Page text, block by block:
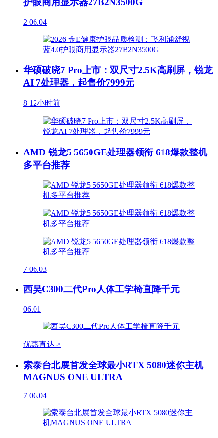
护眼商用显示器27B2N3500G
2 06.04
华硕破晓7 Pro上市：双尺寸2.5K高刷屏，锐龙
AI 7处理器，起售价7999元
8 12小时前
AMD 锐龙5 5650GE处理器领衔 618爆款整机
多平台推荐
7 06.03
西昊C300二代Pro人体工学椅直降千元
06.01
优惠直达 >
索泰台北展首发全球最小RTX 5080迷你主机
MAGNUS ONE ULTRA
7 06.04